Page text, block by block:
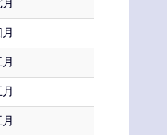
月
月
月
月